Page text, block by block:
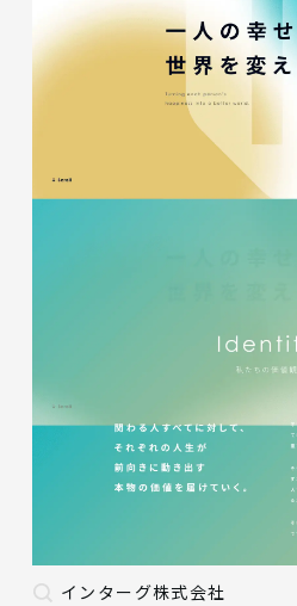
インターグ株式会社